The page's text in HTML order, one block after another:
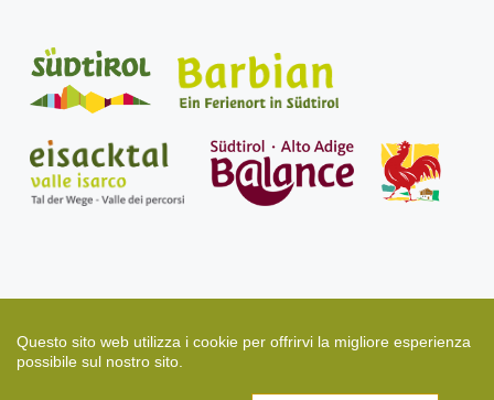
Questo sito web utilizza i cookie per offrirvi la migliore esperienza
possibile sul nostro sito.Design & Development ©